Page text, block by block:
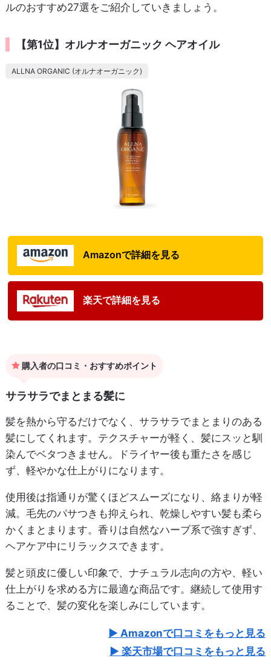
ルのおすすめ27選をご紹介していきましょう。
【第1位】オルナオーガニック ヘアオイル
ALLNA ORGANIC (オルナオーガニック)
Amazonで詳細を見る
楽天で詳細を見る
購入者の口コミ・おすすめポイント
サラサラでまとまる髪に
髪を熱から守るだけでなく、サラサラでまとまりのある
髪にしてくれます。テクスチャーが軽く、髪にスッと馴
染んでベタつきません。ドライヤー後も重たさを感じ
ず、軽やかな仕上がりになります。
使用後は指通りが驚くほどスムーズになり、絡まりが軽
減。毛先のパサつきも抑えられ、乾燥しやすい髪も柔ら
かくまとまります。香りは自然なハーブ系で強すぎず、
ヘアケア中にリラックスできます。
髪と頭皮に優しい印象で、ナチュラル志向の方や、軽い
仕上がりを求める方に最適な商品です。継続して使用す
ることで、髪の変化を楽しみにしています。
Amazonで口コミをもっと見る
楽天市場で口コミをもっと見る